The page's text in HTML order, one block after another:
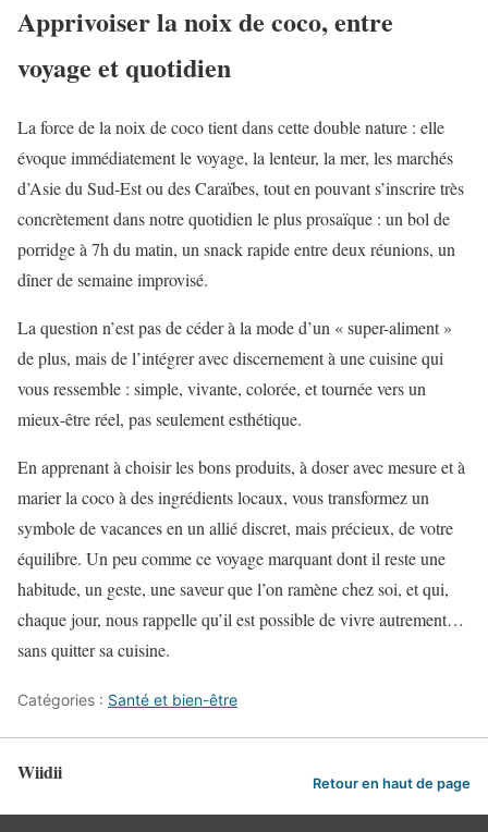
Apprivoiser la noix de coco, entre
voyage et quotidien
La force de la noix de coco tient dans cette double nature : elle
évoque immédiatement le voyage, la lenteur, la mer, les marchés
d’Asie du Sud‑Est ou des Caraïbes, tout en pouvant s’inscrire très
concrètement dans notre quotidien le plus prosaïque : un bol de
porridge à 7h du matin, un snack rapide entre deux réunions, un
dîner de semaine improvisé.
La question n’est pas de céder à la mode d’un « super-aliment »
de plus, mais de l’intégrer avec discernement à une cuisine qui
vous ressemble : simple, vivante, colorée, et tournée vers un
mieux-être réel, pas seulement esthétique.
En apprenant à choisir les bons produits, à doser avec mesure et à
marier la coco à des ingrédients locaux, vous transformez un
symbole de vacances en un allié discret, mais précieux, de votre
équilibre. Un peu comme ce voyage marquant dont il reste une
habitude, un geste, une saveur que l’on ramène chez soi, et qui,
chaque jour, nous rappelle qu’il est possible de vivre autrement…
sans quitter sa cuisine.
Catégories : Santé et bien-être
Wiidii Retour en haut de page